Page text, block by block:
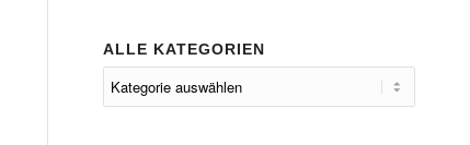
ALLE KATEGORIEN